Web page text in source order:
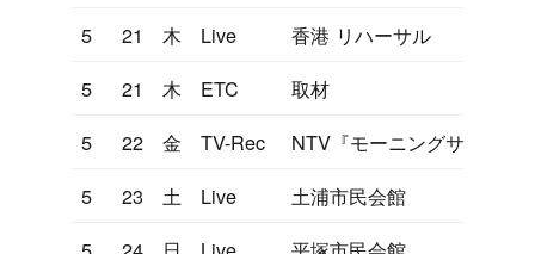
5
21 木 Live
香港 リハーサル
5
21 木 ETC
取材
5
22 金 TV-Rec
NTV『モーニングサラダ』
5
23 土 Live
土浦市民会館